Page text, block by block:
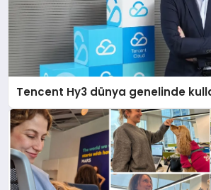
Tencent Hy3 dünya genelinde